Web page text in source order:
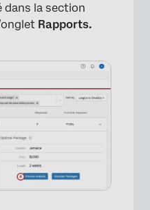
la section
Rapports.